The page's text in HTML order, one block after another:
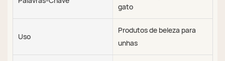
gato
Uso
Produtos de beleza para
unhas